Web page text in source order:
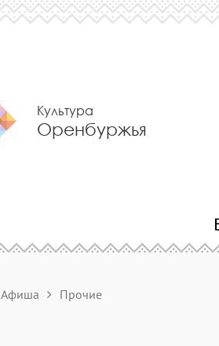
Культура
Оренбуржья
Афиша Прочие